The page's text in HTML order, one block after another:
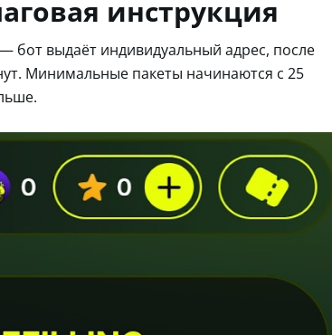
инструкция
бот выдаёт индивидуальный адрес, после
Минимальные пакеты начинаются с 25